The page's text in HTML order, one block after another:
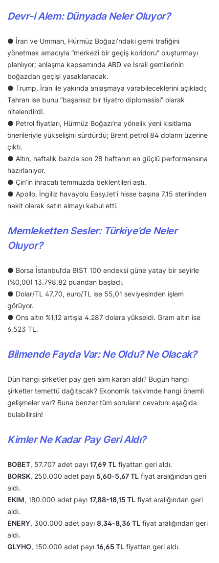
Devr-i Alem: Dünyada Neler Oluyor?
● İran ve Umman, Hürmüz Boğazı’ndaki gemi trafiğini
yönetmek amacıyla “merkezi bir geçiş koridoru” oluşturmayı
planlıyor; anlaşma kapsamında ABD ve İsrail gemilerinin
boğazdan geçişi yasaklanacak.
● Trump, İran ile yakında anlaşmaya varabileceklerini açıkladı;
Tahran ise bunu “başarısız bir tiyatro diplomasisi” olarak
nitelendirdi.
● Petrol fiyatları, Hürmüz Boğazı’na yönelik yeni kısıtlama
önerileriyle yükselişini sürdürdü; Brent petrol 84 doların üzerine
çıktı.
● Altın, haftalık bazda son 28 haftanın en güçlü performansına
hazırlanıyor.
● Çin’in ihracatı temmuzda beklentileri aştı.
● Apollo, İngiliz havayolu EasyJet’i hisse başına 7,15 sterlinden
nakit olarak satın almayı kabul etti.
Memleketten Sesler: Türkiye’de Neler
Oluyor?
● Borsa İstanbul’da BIST 100 endeksi güne yatay bir seyirle
(%0,00) 13.798,82 puandan başladı.
● Dolar/TL 47,70, euro/TL ise 55,01 seviyesinden işlem
görüyor.
● Ons altın %1,12 artışla 4.287 dolara yükseldi. Gram altın ise
6.523 TL.
Bilmende Fayda Var: Ne Oldu? Ne Olacak?
Dün hangi şirketler pay geri alım kararı aldı? Bugün hangi
şirketler temettü dağıtacak? Ekonomik takvimde hangi önemli
gelişmeler var? Buna benzer tüm soruların cevabını aşağıda
bulabilirsin!
Kimler Ne Kadar Pay Geri Aldı?
BOBET, 57.707 adet payı 17,69 TL fiyattan geri aldı.
BORSK, 250.000 adet payı 5,60-5,67 TL fiyat aralığından geri
aldı.
EKIM, 180.000 adet payı 17,88-18,15 TL fiyat aralığından geri
aldı.
ENERY, 300.000 adet payı 8,34-8,36 TL fiyat aralığından geri
aldı.
GLYHO, 150.000 adet payı 16,65 TL fiyattan geri aldı.